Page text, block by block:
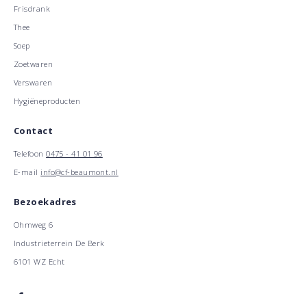
Frisdrank
Thee
Soep
Zoetwaren
Verswaren
Hygiëneproducten
Contact
Telefoon0475 - 41 01 96
E-mail info@cf-beaumont.nl
Bezoekadres
Ohmweg 6
Industrieterrein De Berk
6101 WZ Echt